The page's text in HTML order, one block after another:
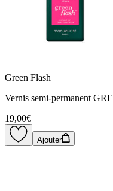
Green Flash
Vernis semi-permanent
19,00€
Ajouter